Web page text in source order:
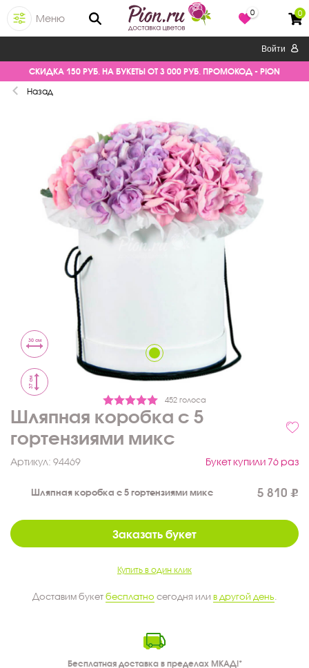
Меню
0 0
Войти
СКИДКА 150 РУБ. НА БУКЕТЫ ОТ 3 000 РУБ. ПРОМОКОД - PION
Назад
452 голоса
30 см
37 см
Шляпная коробка с 5
гортензиями микс
Артикул: 94469 Букет купили 76 раз
Шляпная коробка с 5 гортензиями микс 5 810
Заказать букет
Купить в один клик
Доставим букетбесплатно сегодня или в другой день
Бесплатная доставка в пределах МКАД!*